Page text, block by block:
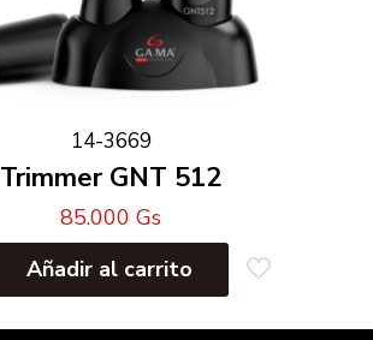
14-3669
Trimmer GNT 512
85.000Gs
Añadir al carrito